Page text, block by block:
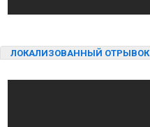
ЛОКАЛИЗОВАННЫЙ ОТРЫВОК